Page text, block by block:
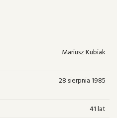
Mariusz Kubiak
28 sierpnia 1985
41 lat